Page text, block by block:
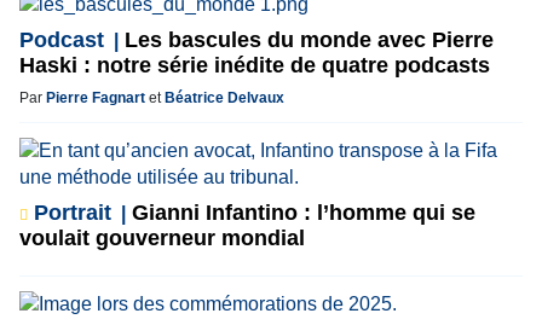
Podcast
Les bascules du monde avec Pierre
Haski : notre série inédite de quatre podcasts
Par Pierre Fagnart et Béatrice Delvaux
Portrait
Gianni Infantino : l’homme qui se
voulait gouverneur mondial